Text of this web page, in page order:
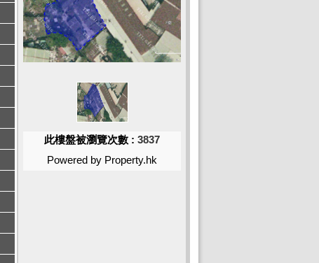
此樓盤被瀏覽次數 : 3837
Powered by Property.hk